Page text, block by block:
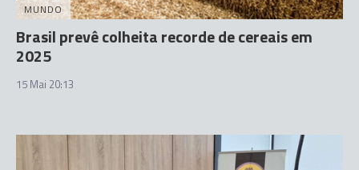
MUNDO
Brasil prevê colheita recorde de cereais em
2025
15 Mai 20:13